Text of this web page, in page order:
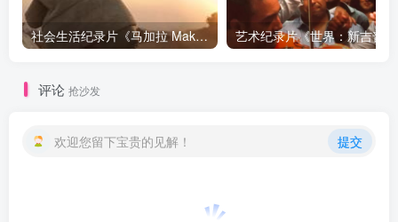
社会生活纪录片《马加拉 Makala》下载
评论 抢沙发
欢迎您留下宝贵的见解！ 提交